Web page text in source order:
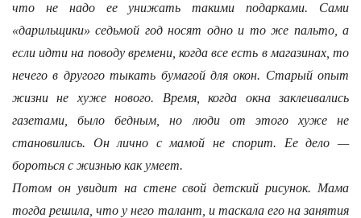
что не надо ее унижать такими подарками. Сами
«дарильщики» седьмой год носят одно и то же пальто, а
если идти на поводу времени, когда все есть в магазинах, то
нечего в другого тыкать бумагой для окон. Старый опыт
жизни не хуже нового. Время, когда окна заклеивались
газетами, было бедным, но люди от этого хуже не
становились. Он лично с мамой не спорит. Ее дело —
бороться с жизнью как умеет.
Потом он увидит на стене свой детский рисунок. Мама
тогда решила, что у него талант, и таскала его на занятия